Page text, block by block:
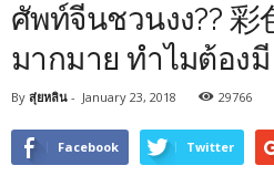
ศัพท์จีนชวนงง?? 彩
มากมาย ทำไมต้องมี
By สุ่ยหลิน - January 23, 2018 29766
Facebook Twitter